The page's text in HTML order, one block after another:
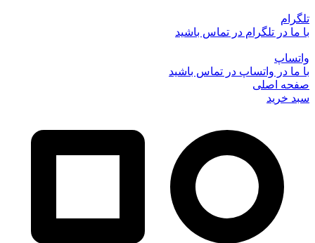
تلگرام
با ما در تلگرام در تماس باشید
واتساپ
با ما در واتساپ در تماس باشید
صفحه اصلی
سبد خرید